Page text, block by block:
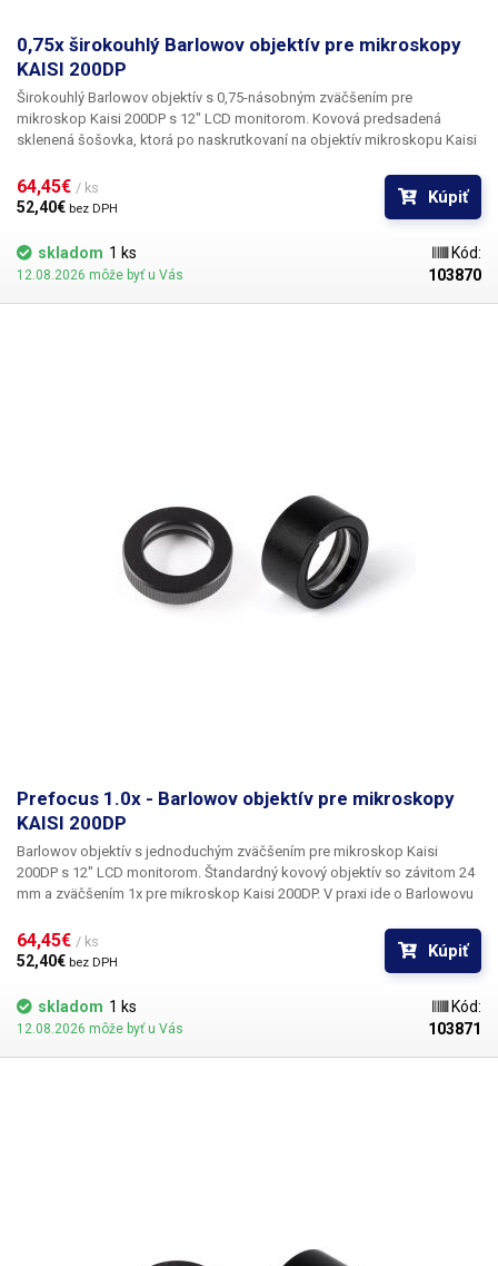
0,75x širokouhlý Barlowov objektív pre mikroskopy
KAISI 200DP
Širokouhlý Barlowov objektív s 0,75-násobným zväčšením pre
mikroskop Kaisi 200DP s 12" LCD monitorom.
sklenená šošovka, ktorá po naskrutkovaní na objektív mikroskopu Kaisi
zväčší vzdialenosť pohľadu a hĺbku ostrosti o 1/3. V praxi ide o
Barlowovu rozptylnú šošovku, ktorá posúva ohniskovú vzdialenosť a
funguje ako skracovač širokého poľa. Optický nástavec je vhodný na
prácu s elektronikou v mikroskope alebo na kontrolu väčších objektov.
Objektív je celokovový, objektívna šošovka je sklenená.
Upozorňujeme,
že v prípade mikroskopov KASI sa závit pre predsádky líši podľa revízie,
preto v poznámke k objednávke uveďte, či objednávate predsádku s
64,45€ / ks
52,40€ bez DPH
Kúpiť
skladom 1 ks
12.08.2026 môže byť u Vás
Kód:
103870
Prefocus 1.0x - Barlowov objektív pre mikroskopy
KAISI 200DP
Barlowov objektív s jednoduchým zväčšením pre mikroskop Kaisi
200DP s 12" LCD monitorom.
mm a zväčšením 1x pre mikroskop Kaisi 200DP. V praxi ide o Barlowovu
makro predsádka. Objektív je celokovový, šošovka je sklenená
zväčšovací objektív je súčasťou balenia mikroskopu Kaisi 200DP, bez
tohto objektívu nie je možné mikroskop zaostriť na pozorovaný objekt,
objektív slúži ako náhradný diel v prípade straty alebo poškodenia
pôvodného objektívu. Upozorňujeme, že závit pre mikroskop sa líši
podľa revízie, preto v poznámke k objednávke uveďte, či objednávate
mikroskop s vnútorným 22 mm alebo vonkajším 24 mm závitom podľa
64,45€ / ks
52,40€ bez DPH
Kúpiť
skladom 1 ks
12.08.2026 môže byť u Vás
Kód:
103871